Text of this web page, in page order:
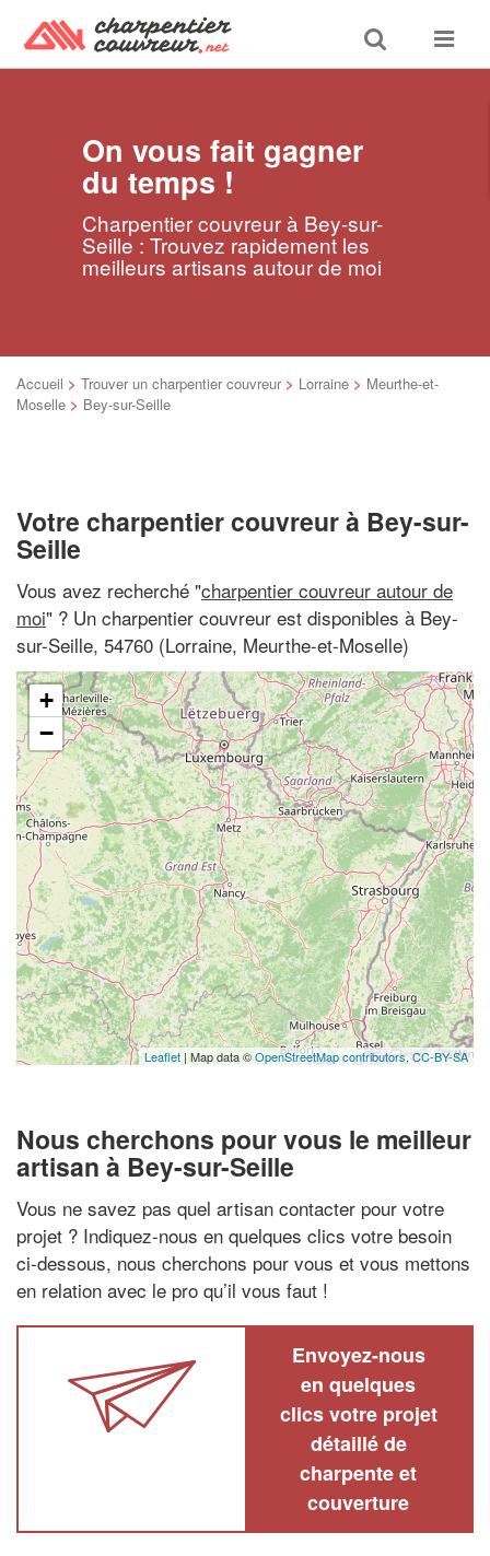
Toggle
search
Toggle
On vous fait gagner
du temps !
Charpentier couvreur à Bey-sur-
Seille : Trouvez rapidement les
meilleurs artisans autour de moi
Accueil > Trouver un charpentier couvreur > Lorraine > Meurthe-et-
Moselle > Bey-sur-Seille
Votre charpentier couvreur à Bey-sur-
Seille
Vous avez recherché "charpentier couvreur autour de
moi" ? Un charpentier couvreur est disponibles à Bey-
sur-Seille, 54760 (Lorraine, Meurthe-et-Moselle)
+
−
Leaflet | Map data ©OpenStreetMap contributors,CC-BY-SA
Nous cherchons pour vous le meilleur
artisan à Bey-sur-Seille
Vous ne savez pas quel artisan contacter pour votre
projet ? Indiquez-nous en quelques clics votre besoin
ci-dessous, nous cherchons pour vous et vous mettons
en relation avec le pro qu’il vous faut !
Envoyez-nous
en quelques
clics votre projet
détaillé de
charpente et
couverture